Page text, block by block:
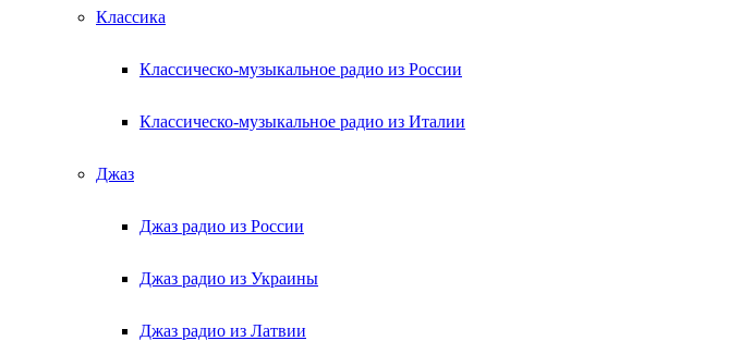
Классика
Классическо-музыкальное радио из России
Классическо-музыкальное радио из Италии
Джаз
Джаз радио из России
Джаз радио из Украины
Джаз радио из Латвии